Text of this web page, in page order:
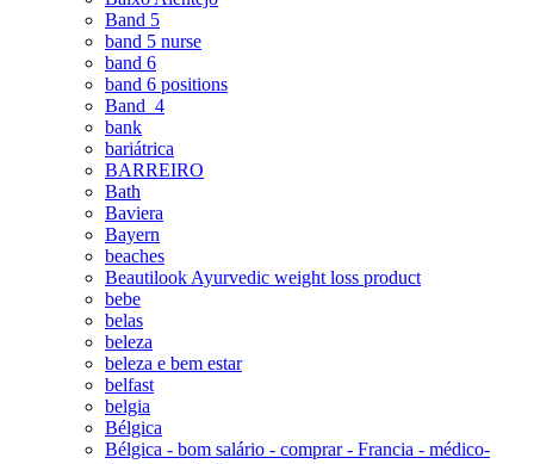
Band 5
band 5 nurse
band 6
band 6 positions
Band_4
bank
bariátrica
BARREIRO
Bath
Baviera
Bayern
beaches
Beautilook Ayurvedic weight loss product
bebe
belas
beleza
beleza e bem estar
belfast
belgia
Bélgica
Bélgica - bom salário - comprar - Francia - médico-